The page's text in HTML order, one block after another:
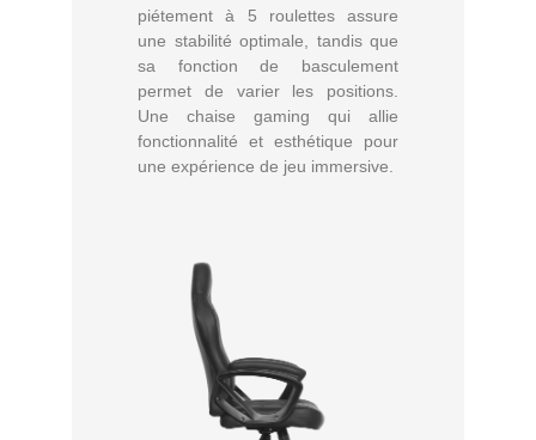
piétement à 5 roulettes assure
une stabilité optimale, tandis que
sa fonction de basculement
permet de varier les positions.
Une chaise gaming qui allie
fonctionnalité et esthétique pour
une expérience de jeu immersive.